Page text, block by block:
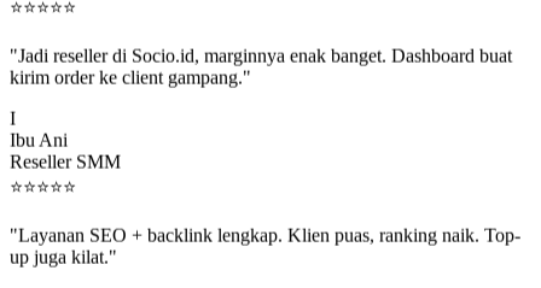
kirim order ke client gampang."
Ibu Ani
Reseller SMM
⭐⭐⭐⭐⭐
up juga kilat."